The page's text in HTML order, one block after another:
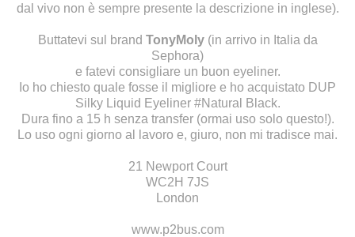
dal vivo non è sempre presente la descrizione in inglese).
Buttatevi sul brand TonyMoly (in arrivo in Italia da
Sephora)
e fatevi consigliare un buon eyeliner.
Io ho chiesto quale fosse il migliore e ho acquistato DUP
Silky Liquid Eyeliner #Natural Black.
Dura fino a 15 h senza transfer (ormai uso solo questo!).
Lo uso ogni giorno al lavoro e, giuro, non mi tradisce mai.
21 Newport Court
WC2H 7JS
London
www.p2bus.com